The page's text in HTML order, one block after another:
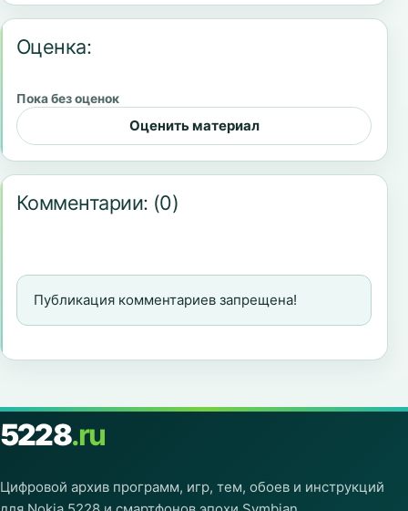
Оценка:
Пока без оценок
Оценить материал
Комментарии: (0)
Публикация комментариев запрещена!
5228.ru
Цифровой архив программ, игр, тем, обоев и инструкций